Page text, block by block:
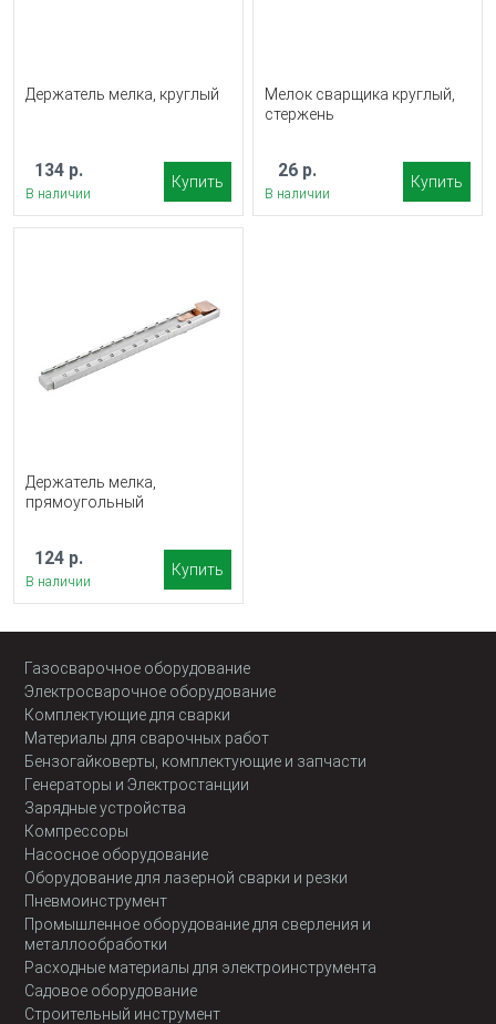
Держатель мелка, круглый
134 р.
В наличии
Купить
Мелок сварщика круглый,
стержень
26 р.
В наличии
Купить
Держатель мелка,
прямоугольный
124 р.
В наличии
Купить
Газосварочное оборудование
Электросварочное оборудование
Комплектующие для сварки
Материалы для сварочных работ
Бензогайковерты, комплектующие и запчасти
Генераторы и Электростанции
Зарядные устройства
Компрессоры
Насосное оборудование
Оборудование для лазерной сварки и резки
Пневмоинструмент
Промышленное оборудование для сверления и
металлообработки
Расходные материалы для электроинструмента
Садовое оборудование
Строительный инструмент